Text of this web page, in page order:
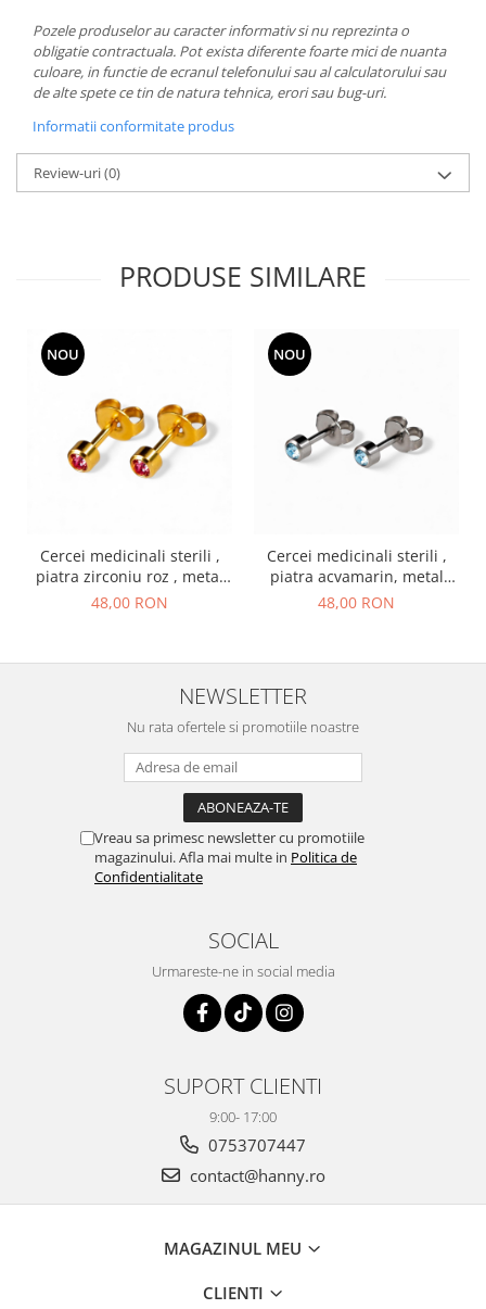
Pozele produselor au caracter informativ si nu reprezinta o
obligatie contractuala. Pot exista diferente foarte mici de nuanta
culoare, in functie de ecranul telefonului sau al calculatorului sau
de alte spete ce tin de natura tehnica, erori sau bug-uri.
Informatii conformitate produs
Review-uri(0)
PRODUSE SIMILARE
NOU
Cercei medicinali sterili ,
piatra zirconiu roz , metal
auriu, OCTOMBRIE
48,00 RON
NOU
Cercei medicinali sterili ,
piatra acvamarin, metal
argintiu, MARTIE
48,00 RON
NEWSLETTER
Nu rata ofertele si promotiile noastre
Vreau sa primesc newsletter cu promotiile
magazinului. Afla mai multe in Politica de
Confidentialitate
SOCIAL
Urmareste-ne in social media
SUPORT CLIENTI
9:00- 17:00
0753707447
contact@hanny.ro
MAGAZINUL MEU
CLIENTI